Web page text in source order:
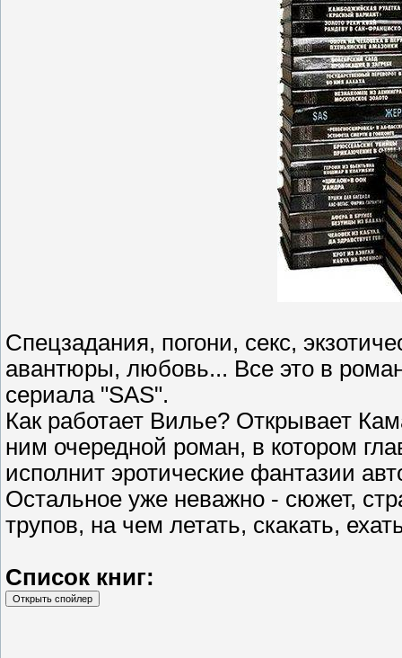
Спецзадания, погони, секс,
авантюры, любовь... Все это в
сериала "SAS".
Как работает Вилье? Открывает
ним очередной роман, в котором
исполнит эротические фантазии
Остальное уже неважно - сюжет,
трупов, на чем летать, скакать,
Список книг: